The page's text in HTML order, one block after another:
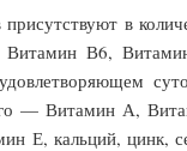
в
Витамин В6,
— Витамин А,
Е, кальций, цинк,